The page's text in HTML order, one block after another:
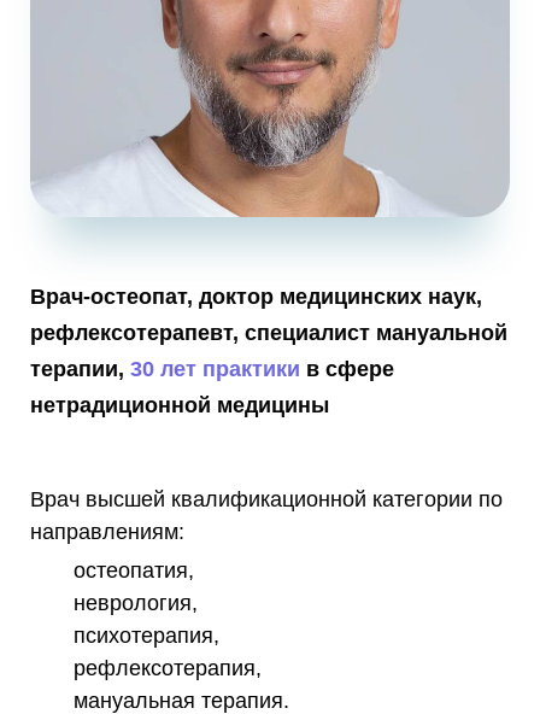
Врач-остеопат, доктор медицинских наук,
рефлексотерапевт, специалист мануальной
терапии, 30 лет практики в сфере
нетрадиционной медицины
Врач высшей квалификационной категории по
направлениям:
остеопатия,
неврология,
психотерапия,
рефлексотерапия,
мануальная терапия.